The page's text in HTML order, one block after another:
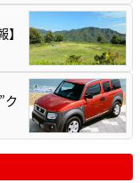
ク